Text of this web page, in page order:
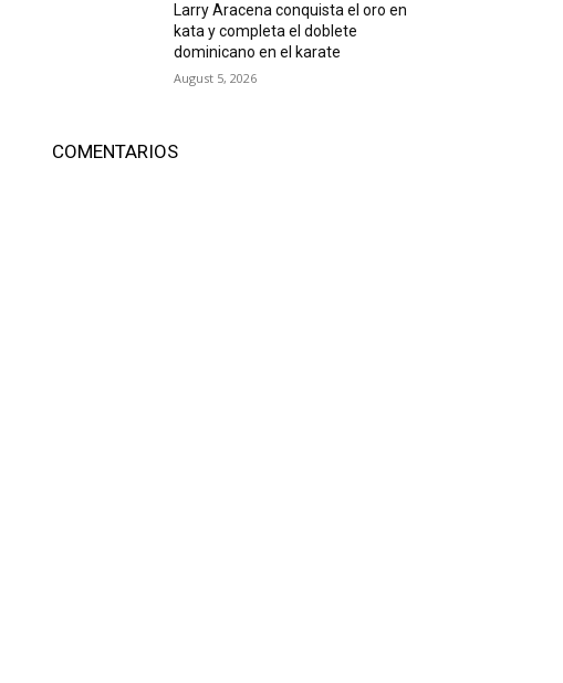
Larry Aracena conquista el oro en
kata y completa el doblete
dominicano en el karate
August 5, 2026
COMENTARIOS